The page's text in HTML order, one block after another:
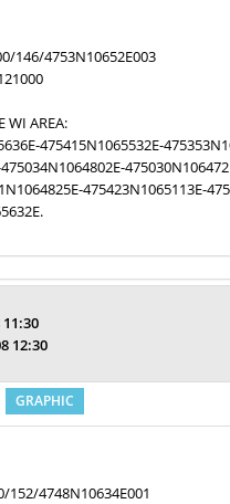
146/4753N10652E003
WI AREA:
475415N1065532E-
475423N1065113E-
11:30
12:30
GRAPHIC
4748N10634E001